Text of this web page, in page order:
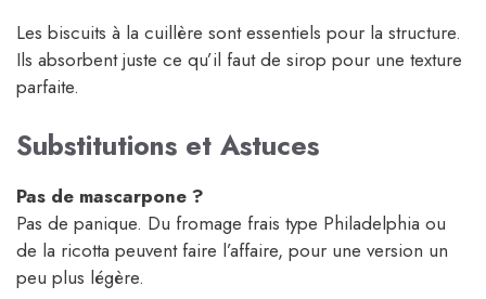
Les biscuits à la cuillère sont essentiels pour la structure.
Ils absorbent juste ce qu’il faut de sirop pour une texture
parfaite.
Substitutions et Astuces
Pas de mascarpone ?
Pas de panique. Du fromage frais type Philadelphia ou
de la ricotta peuvent faire l’affaire, pour une version un
peu plus légère.